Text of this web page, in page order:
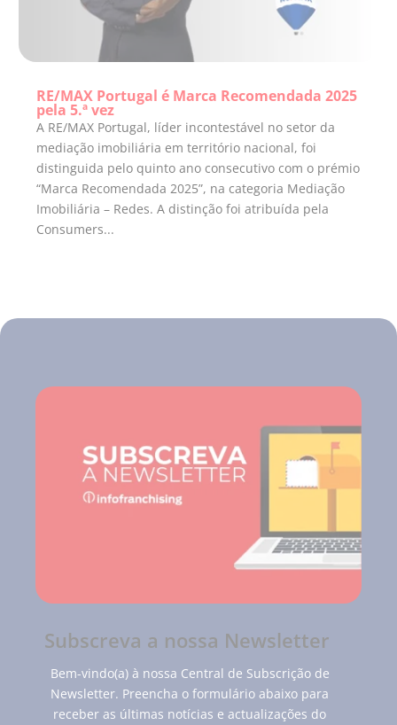
RE/MAX Portugal é Marca Recomendada 2025
pela 5.ª vez
A RE/MAX Portugal, líder incontestável no setor da
mediação imobiliária em território nacional, foi
distinguida pelo quinto ano consecutivo com o prémio
“Marca Recomendada 2025”, na categoria Mediação
Imobiliária – Redes. A distinção foi atribuída pela
Consumers...
Subscreva a nossa Newsletter
Bem-vindo(a) à nossa Central de Subscrição de
Newsletter. Preencha o formulário abaixo para
receber as últimas notícias e actualizações do